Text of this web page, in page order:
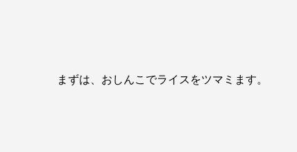
まずは、おしんこでライスをツマミます。